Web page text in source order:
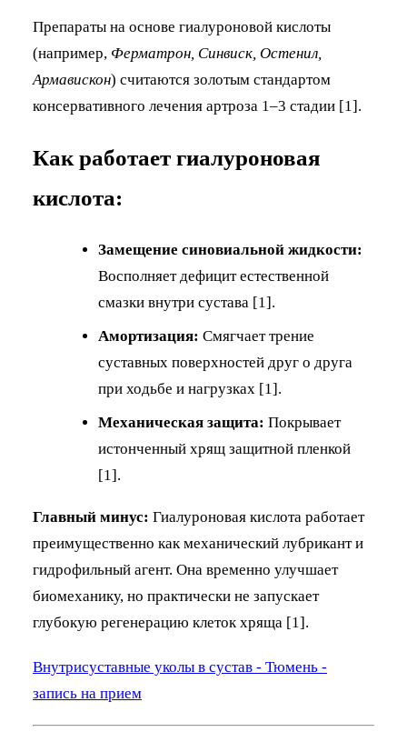
Препараты на основе гиалуроновой кислоты
(например, Ферматрон, Синвиск, Остенил,
Армавискон) считаются золотым стандартом
консервативного лечения артроза 1–3 стадии [1].
Как работает гиалуроновая
кислота:
Замещение синовиальной жидкости:
Восполняет дефицит естественной
смазки внутри сустава [1].
Амортизация: Смягчает трение
суставных поверхностей друг о друга
при ходьбе и нагрузках [1].
Механическая защита: Покрывает
истонченный хрящ защитной пленкой
[1].
Главный минус: Гиалуроновая кислота работает
преимущественно как механический лубрикант и
гидрофильный агент. Она временно улучшает
биомеханику, но практически не запускает
глубокую регенерацию клеток хряща [1].
Внутрисуставные уколы в сустав - Тюмень -
запись на прием